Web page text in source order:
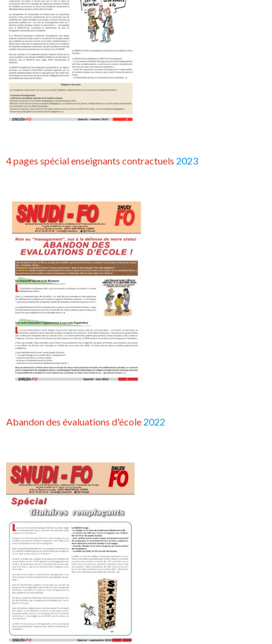
4 pages spécial enseignants contractuels 2023
Abandon des évaluations d'école 2022